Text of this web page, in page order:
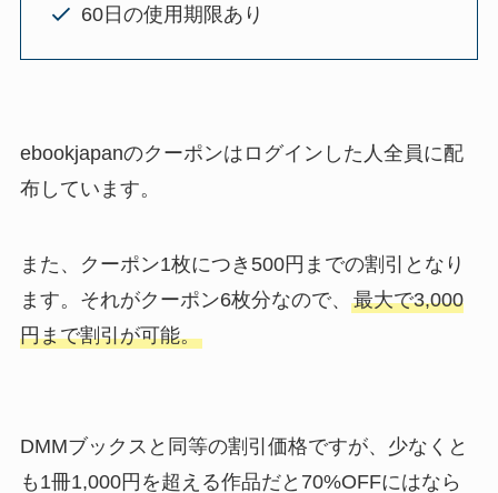
60日の使用期限あり
ebookjapanのクーポンはログインした人全員に配
布しています。
また、クーポン1枚につき500円までの割引となり
ます。それがクーポン6枚分なので、 最大で3,000
円まで割引が可能。
DMMブックスと同等の割引価格ですが、少なくと
も1冊1,000円を超える作品だと70%OFFにはなら